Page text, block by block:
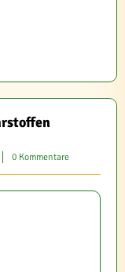
0 Kommentare